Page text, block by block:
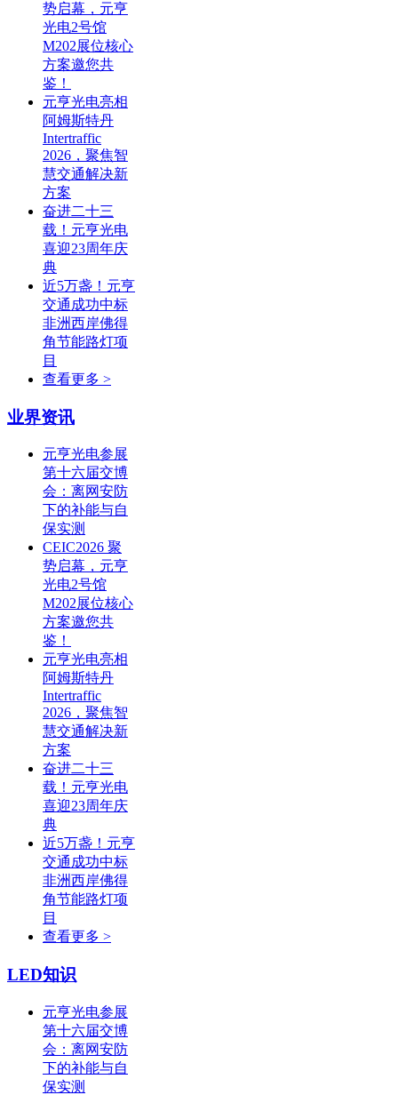
势启幕，元亨
光电2号馆
M202展位核心
方案邀您共
鉴！
元亨光电亮相
阿姆斯特丹
Intertraffic
2026，聚焦智
慧交通解决新
方案
奋进二十三
载！元亨光电
喜迎23周年庆
典
近5万盏！元亨
交通成功中标
非洲西岸佛得
角节能路灯项
目
查看更多 >
业界资讯
元亨光电参展
第十六届交博
会：离网安防
下的补能与自
保实测
CEIC2026 聚
势启幕，元亨
光电2号馆
M202展位核心
方案邀您共
鉴！
元亨光电亮相
阿姆斯特丹
Intertraffic
2026，聚焦智
慧交通解决新
方案
奋进二十三
载！元亨光电
喜迎23周年庆
典
近5万盏！元亨
交通成功中标
非洲西岸佛得
角节能路灯项
目
查看更多 >
LED知识
元亨光电参展
第十六届交博
会：离网安防
下的补能与自
保实测